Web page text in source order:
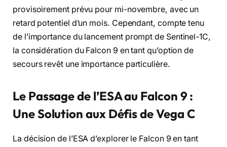
provisoirement prévu pour mi-novembre, avec un
retard potentiel d’un mois. Cependant, compte tenu
de l’importance du lancement prompt de Sentinel-1C,
la considération du Falcon 9 en tant qu’option de
secours revêt une importance particulière.
Le Passage de l’ESA au Falcon 9 :
Une Solution aux Défis de Vega C
La décision de l’ESA d’explorer le Falcon 9 en tant